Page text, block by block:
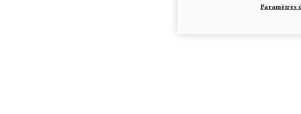
Paramètres